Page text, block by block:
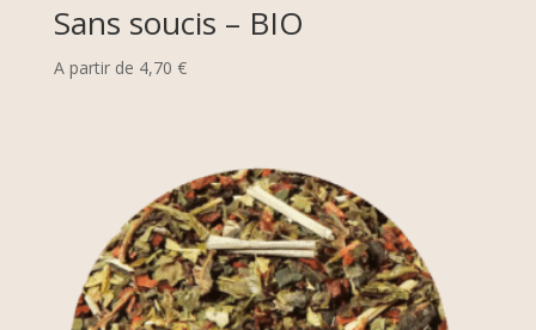
Sans soucis – BIO
A partir de 4,70 €